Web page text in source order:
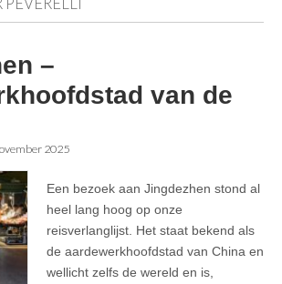
–
van de
2025
Een bezoek aan Jingdezhen stond al
heel lang hoog op onze
reisverlanglijst. Het staat bekend als
de aardewerkhoofdstad van China en
wellicht zelfs de wereld en is,